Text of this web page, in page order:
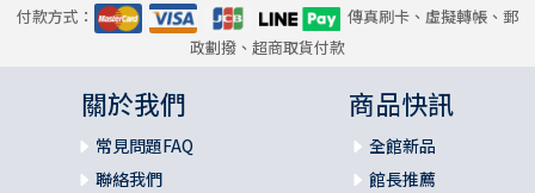
付款方式：
傳真刷卡、虛擬轉帳、郵
政劃撥、超商取貨付款
關於我們
常見問題FAQ
聯絡我們
商品快訊
全館新品
館長推薦